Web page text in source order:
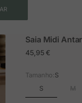
Saia Midi
Preço em
45,95 €
Tamanho:S
S M